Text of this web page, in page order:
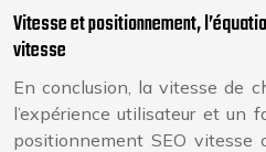
Vitesse et positionnement,
vitesse
En conclusion, la vitesse de
l’expérience utilisateur et un
positionnement SEO vitesse